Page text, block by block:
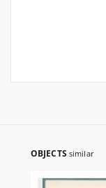
OBJECTS similar